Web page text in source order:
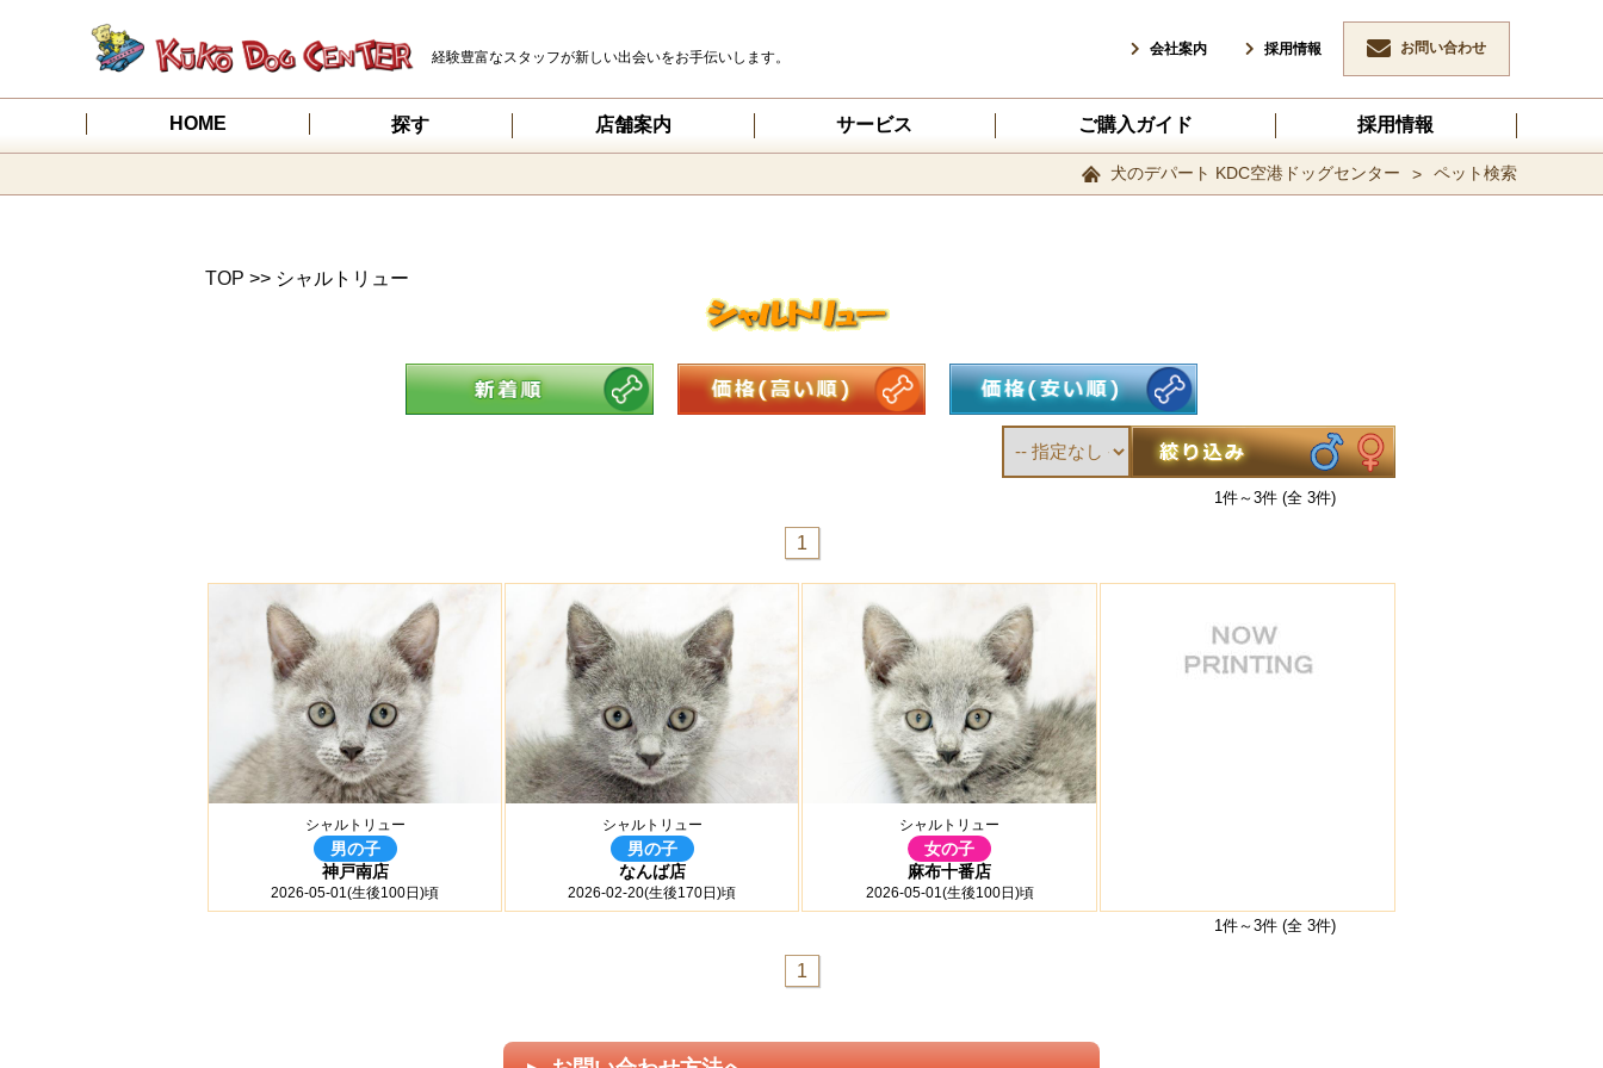
経験豊富なスタッフが新しい出会いをお手伝いします。 会社案内 採用情報 お問い合わせ
HOME 探す 店舗案内 サービス ご購入ガイド 採用情報
犬のデパート KDC空港ドッグセンター ペット検索
TOP >> シャルトリュー
1件～3件 (全 3件)
1
シャルトリュー
男の子
神戸南店
2026-05-01(生後100日)頃
シャルトリュー
男の子
なんば店
2026-02-20(生後170日)頃
シャルトリュー
女の子
麻布十番店
2026-05-01(生後100日)頃
1件～3件 (全 3件)
1